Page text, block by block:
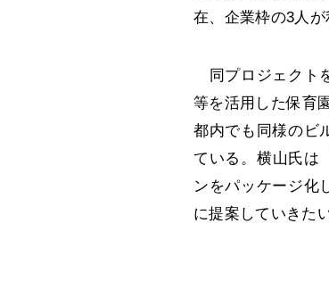
在、企業枠の3人
同プロジェクト
等を活用した保育
都内でも同様のビ
ている。横山氏は
ンをパッケージ化
に提案していきた